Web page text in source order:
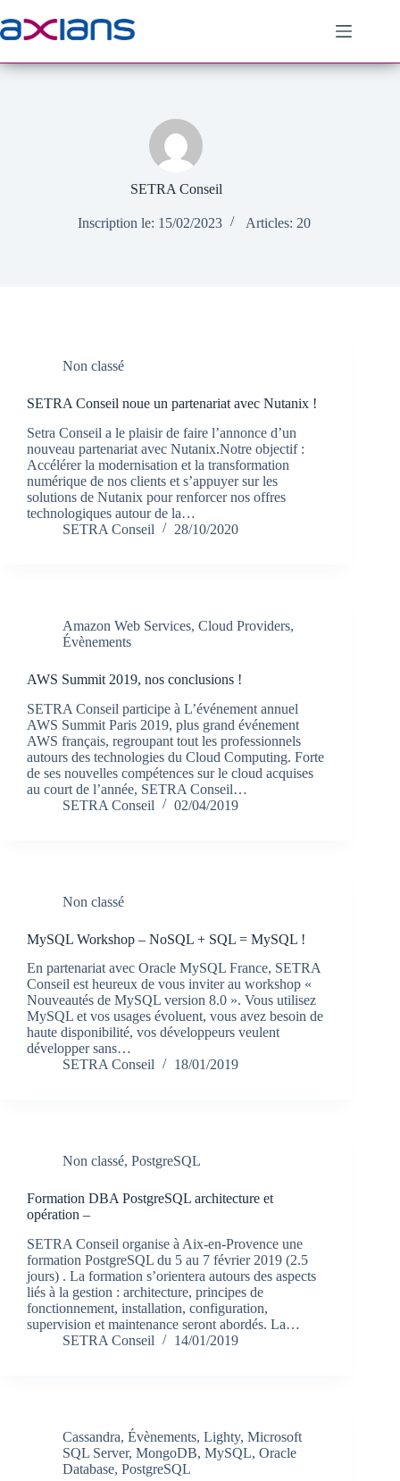
au
contenu
SETRA Conseil
Inscription le: 15/02/2023 Articles: 20
Non classé
SETRA Conseil noue un partenariat avec Nutanix !
Setra Conseil a le plaisir de faire l’annonce d’un
nouveau partenariat avec Nutanix.Notre objectif :
Accélérer la modernisation et la transformation
numérique de nos clients et s’appuyer sur les
solutions de Nutanix pour renforcer nos offres
technologiques autour de la…
SETRA Conseil
28/10/2020
Amazon Web Services, Cloud Providers,
Évènements
AWS Summit 2019, nos conclusions !
SETRA Conseil participe à L’événement annuel
AWS Summit Paris 2019, plus grand événement
AWS français, regroupant tout les professionnels
autours des technologies du Cloud Computing. Forte
de ses nouvelles compétences sur le cloud acquises
au court de l’année, SETRA Conseil…
SETRA Conseil
02/04/2019
Non classé
MySQL Workshop – NoSQL + SQL = MySQL !
En partenariat avec Oracle MySQL France, SETRA
Conseil est heureux de vous inviter au workshop «
Nouveautés de MySQL version 8.0 ». Vous utilisez
MySQL et vos usages évoluent, vous avez besoin de
haute disponibilité, vos développeurs veulent
développer sans…
SETRA Conseil
18/01/2019
Non classé, PostgreSQL
Formation DBA PostgreSQL architecture et
opération –
SETRA Conseil organise à Aix-en-Provence une
formation PostgreSQL du 5 au 7 février 2019 (2.5
jours) . La formation s’orientera autours des aspects
liés à la gestion : architecture, principes de
fonctionnement, installation, configuration,
supervision et maintenance seront abordés. La…
SETRA Conseil
14/01/2019
Cassandra, Évènements, Lighty, Microsoft
SQL Server, MongoDB, MySQL, Oracle
Database, PostgreSQL